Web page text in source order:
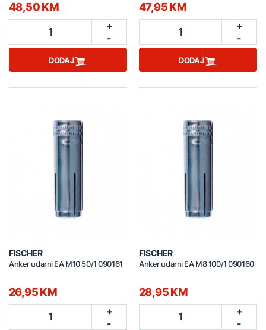
48,50 KM
1
+
-
DODAJ
47,95 KM
1
+
-
DODAJ
FISCHER
Anker udarni EA M10 50/1 090161
26,95 KM
1
+
-
FISCHER
Anker udarni EA M8 100/1 090160
28,95 KM
1
+
-